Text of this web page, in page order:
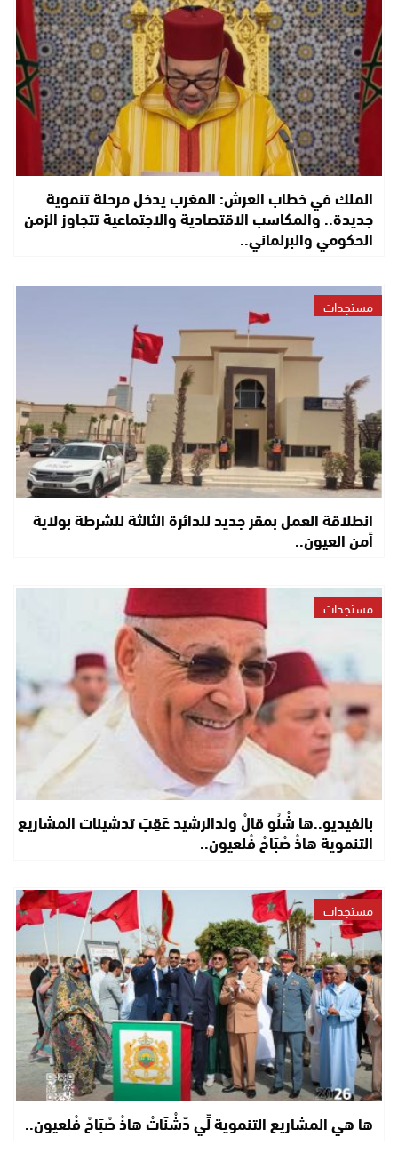
الملك في خطاب العرش: المغرب يدخل مرحلة تنموية
جديدة.. والمكاسب الاقتصادية والاجتماعية تتجاوز الزمن
الحكومي والبرلماني..
مستجدات
انطلاقة العمل بمقر جديد للدائرة الثالثة للشرطة بولاية
أمن العيون..
مستجدات
بالفيديو..ها شْنُو قالْ ولدالرشيد عَقِبَ تدشينات المشاريع
التنموية هاذْ صْبَاحْ فْلعيون..
مستجدات
ها هي المشاريع التنموية لِّي دّشْنَاتْ هاذْ صْبَاحْ فْلعيون..